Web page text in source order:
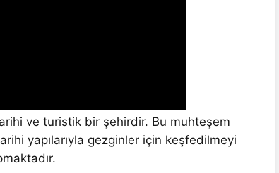
ve turistik bir şehirdir. Bu muhteşem
yapılarıyla gezginler için keşfedilmeyi